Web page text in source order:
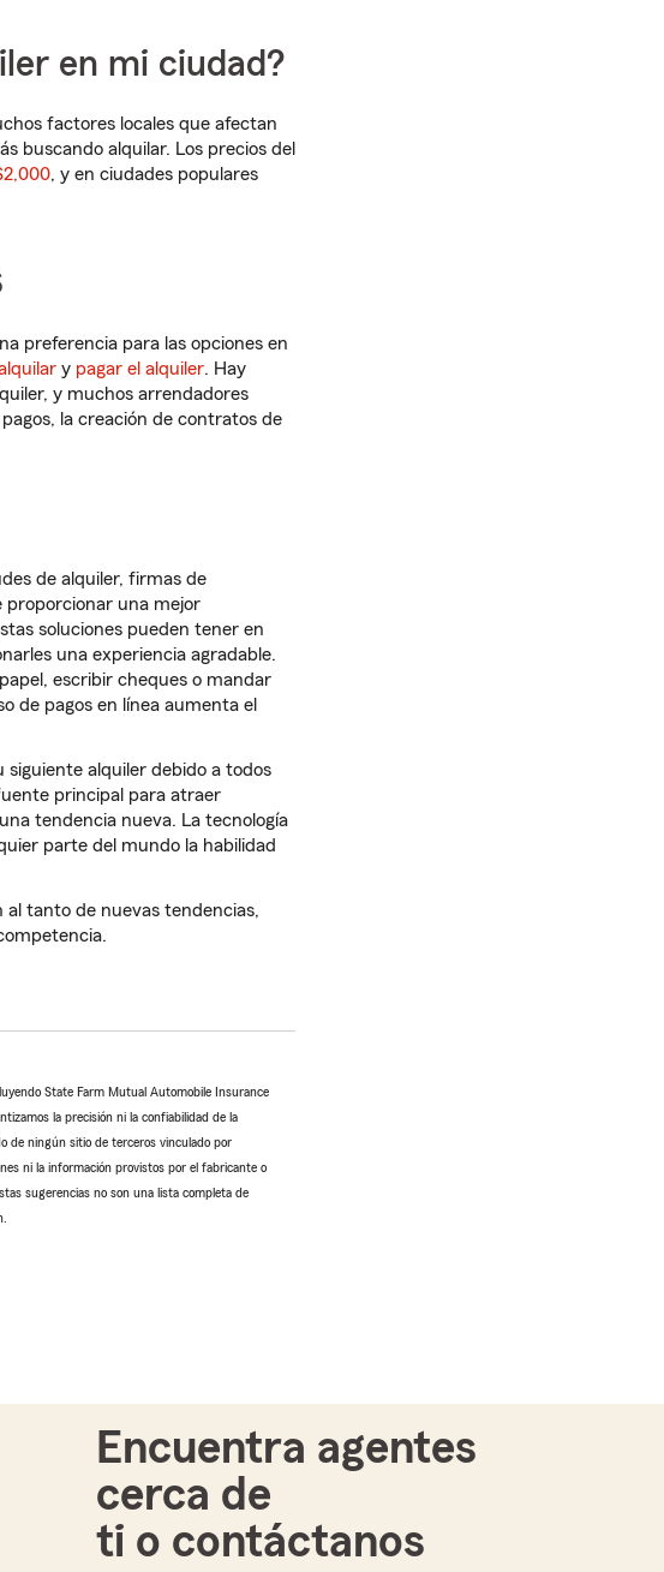
en mi ciudad?
factores locales que afectan
buscando alquilar. Los precios del
, y en ciudades populares
preferencia para las opciones en
y pagar el alquiler. Hay
y muchos arrendadores
la creación de contratos de
de alquiler, firmas de
proporcionar una mejor
soluciones pueden tener en
una experiencia agradable.
escribir cheques o mandar
de pagos en línea aumenta el
alquiler debido a todos
principal para atraer
tendencia nueva. La tecnología
parte del mundo la habilidad
al tanto de nuevas tendencias,
State Farm Mutual Automobile Insurance
la precisión ni la confiabilidad de la
de ningún sitio de terceros vinculado por
ni la información provistos por el fabricante o
sugerencias no son una lista completa de
Encuentra agentes
cerca de
ti o contáctanos